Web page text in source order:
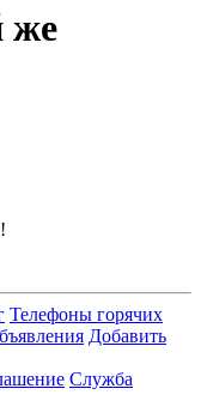
же
Телефоны горячих
Добавить
Служба